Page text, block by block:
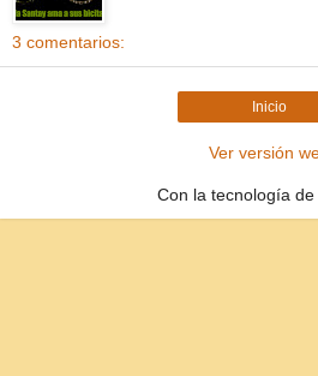
3 comentarios:
Inicio
Ver versión
Con la tecnología de